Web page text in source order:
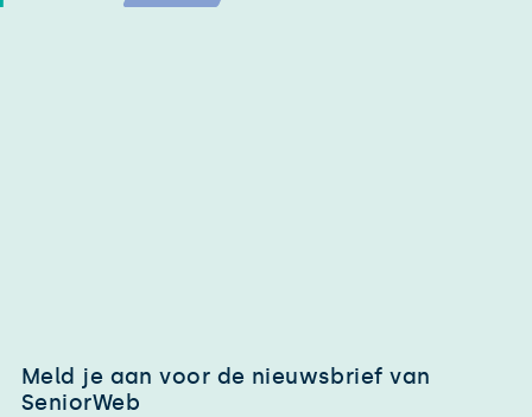
Meld je aan voor de nieuwsbrief van
SeniorWeb